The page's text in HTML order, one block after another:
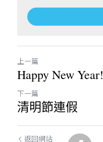
上一篇
Happy New Year!
下一篇
清明節連假
返回網站